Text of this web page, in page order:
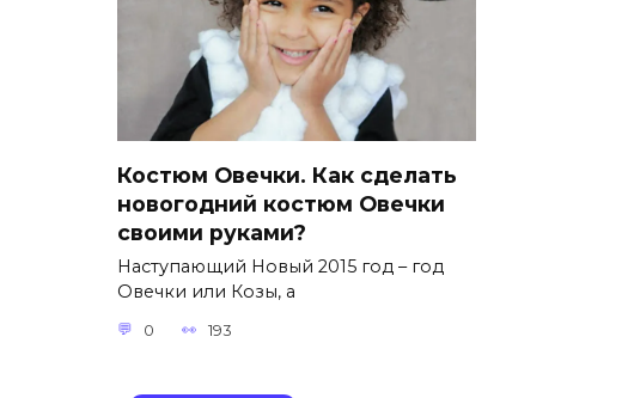
Костюм Овечки. Как сделать
новогодний костюм Овечки
своими руками?
Наступающий Новый 2015 год – год
Овечки или Козы, а
0 193